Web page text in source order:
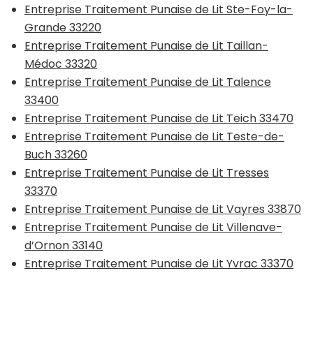
Entreprise Traitement Punaise de Lit Ste-Foy-la-
Grande 33220
Entreprise Traitement Punaise de Lit Taillan-
Médoc 33320
Entreprise Traitement Punaise de Lit Talence
33400
Entreprise Traitement Punaise de Lit Teich 33470
Entreprise Traitement Punaise de Lit Teste-de-
Buch 33260
Entreprise Traitement Punaise de Lit Tresses
33370
Entreprise Traitement Punaise de Lit Vayres 33870
Entreprise Traitement Punaise de Lit Villenave-
d’Ornon 33140
Entreprise Traitement Punaise de Lit Yvrac 33370